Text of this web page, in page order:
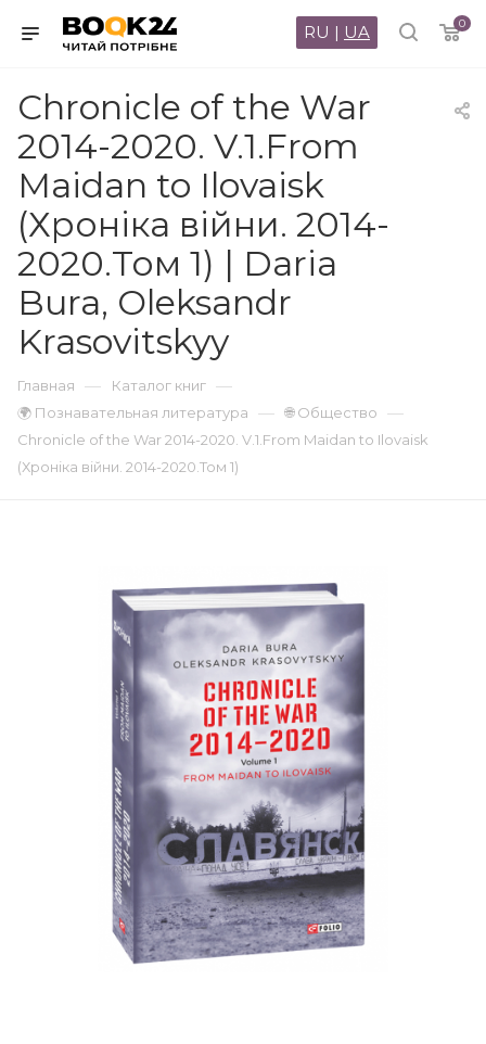
0
RU | UA
Chronicle of the War
2014-2020. V.1.From
Maidan to Ilovaisk
(Хроніка війни. 2014-
2020.Том 1) | Daria
Bura, Oleksandr
Krasovitskyy
Главная — Каталог книг —
🌍 Познавательная литература — 🌐 Общество —
Chronicle of the War 2014-2020. V.1.From Maidan to Ilovaisk
(Хроніка війни. 2014-2020.Том 1)